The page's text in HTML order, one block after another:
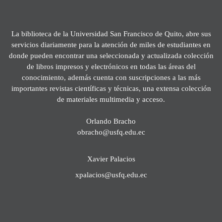
La biblioteca de la Universidad San Francisco de Quito, abre sus
servicios diariamente para la atención de miles de estudiantes en
donde pueden encontrar una seleccionada y actualizada colección
de libros impresos y electrónicos en todas las áreas del
conocimiento, además cuenta con suscripciones a las más
importantes revistas científicas y técnicas, una extensa colección
de materiales multimedia y acceso.
Orlando Bracho
obracho@usfq.edu.ec
Xavier Palacios
xpalacios@usfq.edu.ec